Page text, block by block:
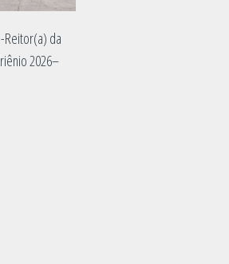
Reitor(a) da
2026–